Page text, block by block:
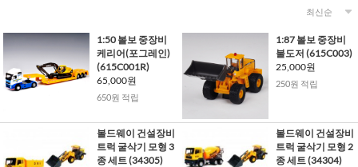
1:50 볼보 중장비
케리어(포그레인)
(615C001R)
65,000원
650원 적립
1:87 볼보 중장비
불도저 (615C003)
25,000원
250원 적립
볼드웨이 건설장비
트럭 굴삭기 모형 3
종 세트 (34305)
볼드웨이 건설장비
트럭 굴삭기 모형 2
종 세트 (34304)